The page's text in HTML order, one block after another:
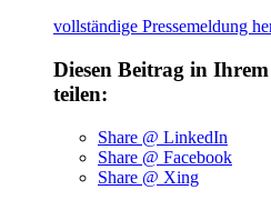
vollständige Pressemeldung
Diesen Beitrag in
teilen:
Share @ LinkedIn
Share @ Facebook
Share @ Xing